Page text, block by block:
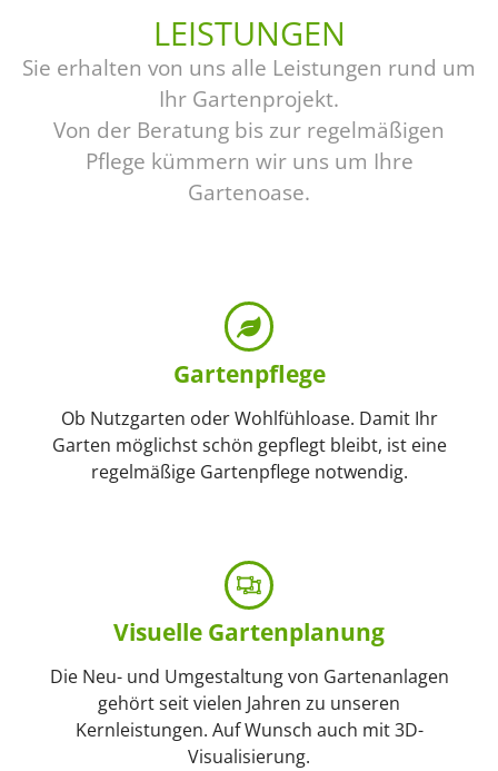
LEISTUNGEN
Sie erhalten von uns alle Leistungen rund um
Ihr Gartenprojekt.
Von der Beratung bis zur regelmäßigen
Pflege kümmern wir uns um Ihre
Gartenoase.
Gartenpflege
Ob Nutzgarten oder Wohlfühloase. Damit Ihr
Garten möglichst schön gepflegt bleibt, ist eine
regelmäßige Gartenpflege notwendig.
Visuelle Garten­planung
Die Neu- und Umgestaltung von Garten­anlagen
gehört seit vielen Jahren zu unseren
Kernleistungen. Auf Wunsch auch mit 3D-
Visualisierung.